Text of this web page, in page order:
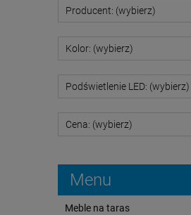
Producent: (wybierz)
Kolor: (wybierz)
Podświetlenie LED: (wybierz)
Cena: (wybierz)
Menu
Meble na taras